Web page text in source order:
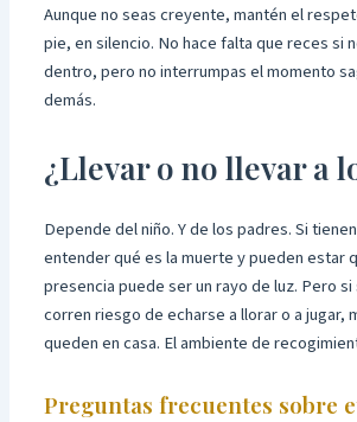
Aunque no seas creyente, mantén el
pie, en silencio. No hace falta que reces si
dentro, pero no interrumpas el momento
demás.
¿Llevar o no llevar a
Depende del niño. Y de los padres. Si
entender qué es la muerte y pueden estar
presencia puede ser un rayo de luz. Pero
corren riesgo de echarse a llorar o a jugar,
queden en casa. El ambiente de
Preguntas frecuentes sobre